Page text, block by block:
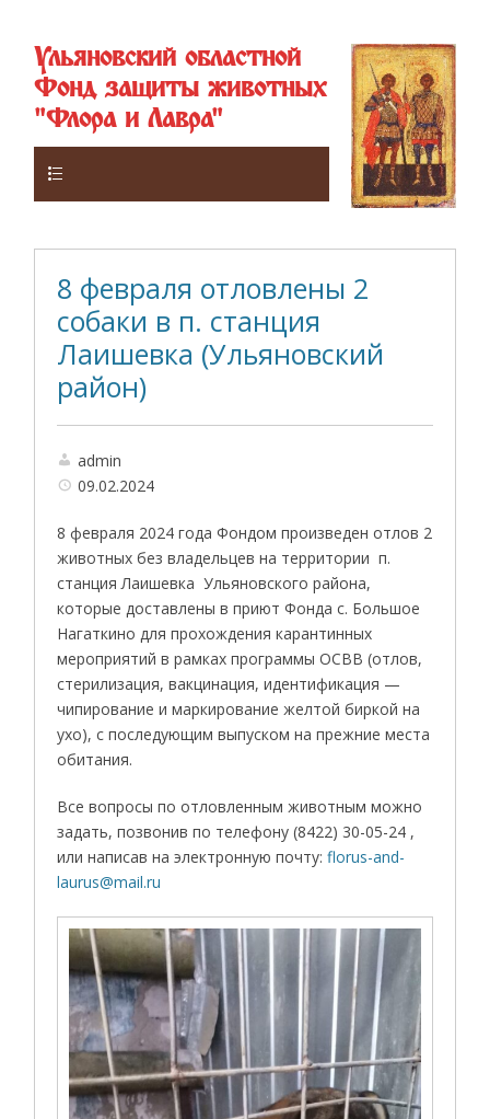
Ульяновский областной
Фонд защиты животных
"Флора и Лавра"
8 февраля отловлены 2
собаки в п. станция
Лаишевка (Ульяновский
район)
admin
09.02.2024
8 февраля 2024 года Фондом произведен отлов 2
животных без владельцев на территории п.
станция Лаишевка Ульяновского района,
которые доставлены в приют Фонда с. Большое
Нагаткино для прохождения карантинных
мероприятий в рамках программы ОСВВ (отлов,
стерилизация, вакцинация, идентификация —
чипирование и маркирование желтой биркой на
ухо), с последующим выпуском на прежние места
обитания.
Все вопросы по отловленным животным можно
задать, позвонив по телефону (8422) 30-05-24 ,
или написав на электронную почту:florus-and-
laurus@mail.ru